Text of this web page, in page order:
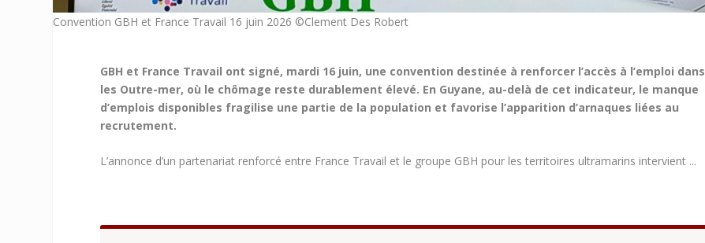
Convention GBH et France Travail 16 juin 2026 ©Clement Des Robert
GBH et France Travail ont signé, mardi 16 juin, une convention destinée à renforcer l’accès à l’emploi dans
les Outre-mer, où le chômage reste durablement élevé. En Guyane, au-delà de cet indicateur, le manque
d’emplois disponibles fragilise une partie de la population et favorise l’apparition d’arnaques liées au
recrutement.
L’annonce d’un partenariat renforcé entre France Travail et le groupe GBH pour les territoires ultramarins intervient ...